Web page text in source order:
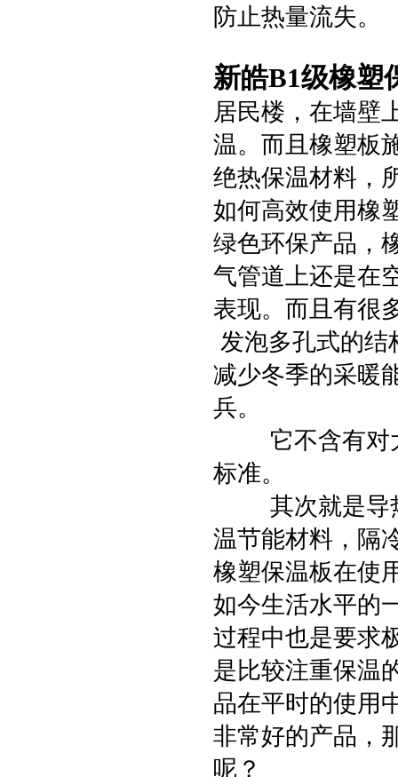
防止热量流失。
新皓B1级橡塑
居民楼，在墙壁
温。而且橡塑板
绝热保温材料，
如何高效使用橡
绿色环保产品，
气管道上还是在
表现。而且有
发泡多孔式的结
减少冬季的采暖
兵。
它不含有对大
标准。
其次就是导热
温节能材料，隔
橡塑保温板在使
如今生活水平的
过程中也是要求
是比较注重保温
品在平时的使用
非常好的产品，
呢？